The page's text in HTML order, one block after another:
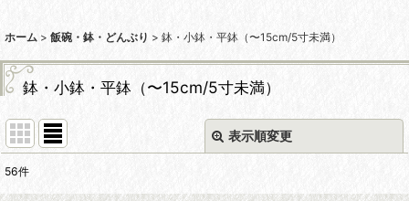
ホーム > 飯碗・鉢・どんぶり > 鉢・小鉢・平鉢（〜15cm/5寸未満）
鉢・小鉢・平鉢（〜15cm/5寸未満）
表示順変更
56件